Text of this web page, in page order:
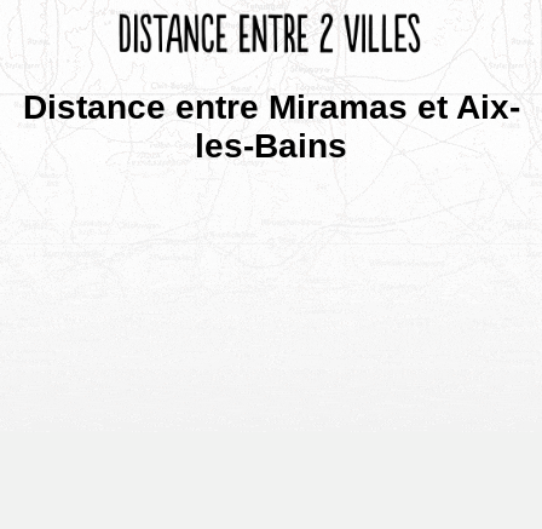
Distance entre Miramas et Aix-
les-Bains